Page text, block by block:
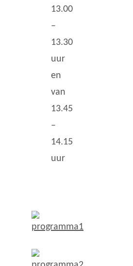
13.00
–
13.30
uur
en
van
13.45
–
14.15
uur